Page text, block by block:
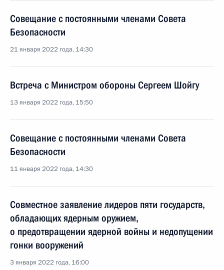
Совещание с постоянными членами Совета
Безопасности
21 января 2022 года, 14:30
Встреча с Министром обороны Сергеем Шойгу
13 января 2022 года, 15:50
Совещание с постоянными членами Совета
Безопасности
11 января 2022 года, 14:30
Совместное заявление лидеров пяти государств,
обладающих ядерным оружием,
о предотвращении ядерной войны и недопущении
гонки вооружений
3 января 2022 года, 16:00